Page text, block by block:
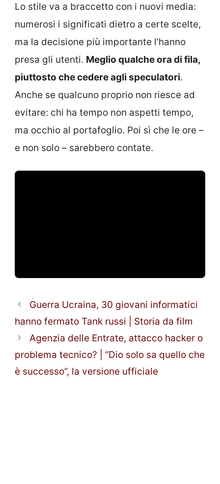
Lo stile va a braccetto con i nuovi media:
numerosi i significati dietro a certe scelte,
ma la decisione più importante l’hanno
presa gli utenti. Meglio qualche ora di fila,
piuttosto che cedere agli speculatori.
Anche se qualcuno proprio non riesce ad
evitare: chi ha tempo non aspetti tempo,
ma occhio al portafoglio. Poi sì che le ore –
e non solo – sarebbero contate.
Guerra Ucraina, 30 giovani informatici
hanno fermato Tank russi | Storia da film
Agenzia delle Entrate, attacco hacker o
problema tecnico? | “Dio solo sa quello che
è successo”, la versione ufficiale